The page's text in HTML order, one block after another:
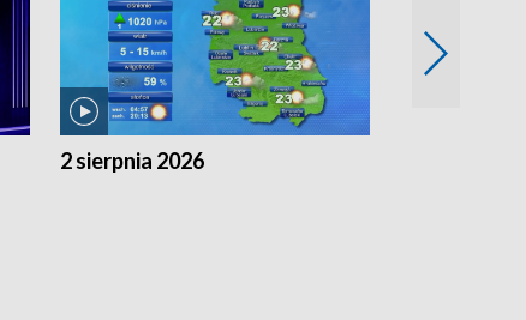
2 sierpnia 2026